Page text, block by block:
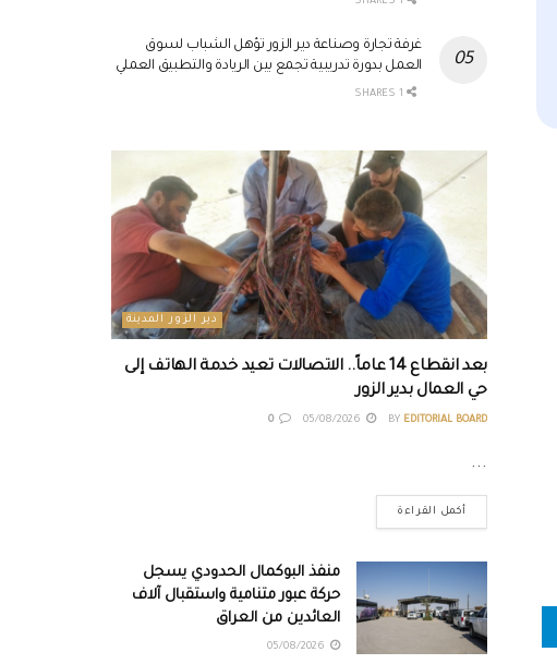
غرفة تجارة وصناعة دير الزور تؤهل الشباب لسوق
العمل بدورة تدريبية تجمع بين الريادة والتطبيق العملي
دير الزور المدينة
بعد انقطاع 14 عاماً.. الاتصالات تعيد خدمة الهاتف إلى
حي العمال بدير الزور
BY EDITORIAL BOARD
0
...
أكمل القراءة
منفذ البوكمال الحدودي يسجل
حركة عبور متنامية واستقبال آلاف
العائدين من العراق